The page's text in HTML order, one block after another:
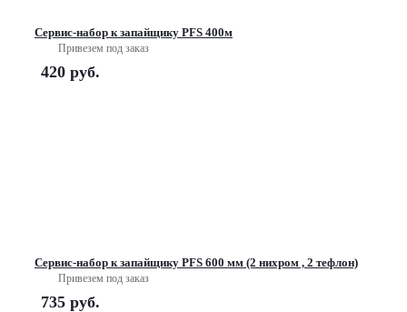
Сервис-набор к запайщику PFS 400м
Привезем под заказ
420 руб.
Сервис-набор к запайщику PFS 600 мм (2 нихром , 2 тефлон)
Привезем под заказ
735 руб.